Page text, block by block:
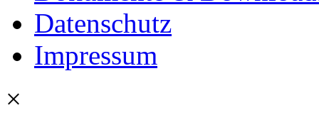
Datenschutz
Impressum
×